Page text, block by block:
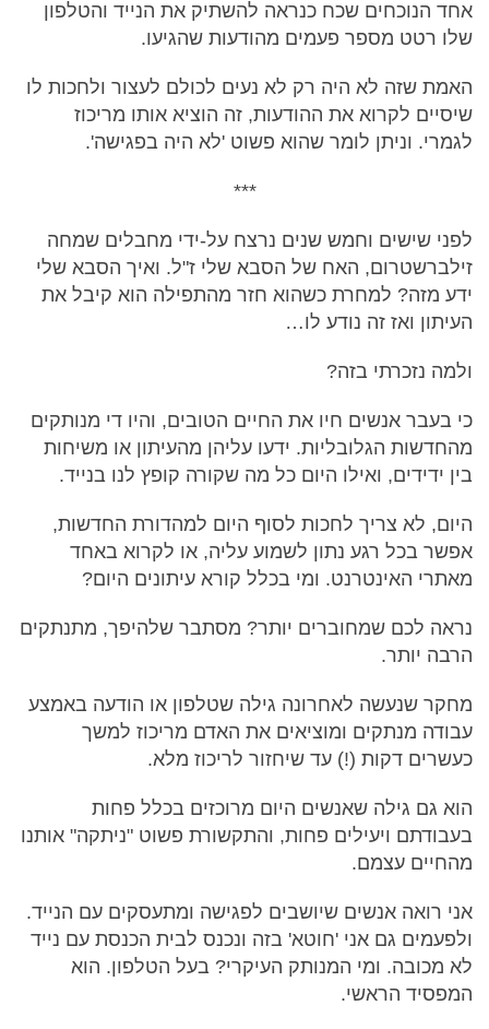
אחד הנוכחים שכח כנראה להשתיק את הנייד והטלפון
שלו רטט מספר פעמים מהודעות שהגיעו.
האמת שזה לא היה רק לא נעים לכולם לעצור ולחכות לו
שיסיים לקרוא את ההודעות, זה הוציא אותו מריכוז
לגמרי. וניתן לומר שהוא פשוט 'לא היה בפגישה'.
***
לפני שישים וחמש שנים נרצח על-ידי מחבלים שמחה
זילברשטרום, האח של הסבא שלי ז"ל. ואיך הסבא שלי
ידע מזה? למחרת כשהוא חזר מהתפילה הוא קיבל את
העיתון ואז זה נודע לו…
ולמה נזכרתי בזה?
כי בעבר אנשים חיו את החיים הטובים, והיו די מנותקים
מהחדשות הגלובליות. ידעו עליהן מהעיתון או משיחות
בין ידידים, ואילו היום כל מה שקורה קופץ לנו בנייד.
היום, לא צריך לחכות לסוף היום למהדורת החדשות,
אפשר בכל רגע נתון לשמוע עליה, או לקרוא באחד
מאתרי האינטרנט. ומי בכלל קורא עיתונים היום?
נראה לכם שמחוברים יותר? מסתבר שלהיפך, מתנתקים
הרבה יותר.
מחקר שנעשה לאחרונה גילה שטלפון או הודעה באמצע
עבודה מנתקים ומוציאים את האדם מריכוז למשך
כעשרים דקות (!) עד שיחזור לריכוז מלא.
הוא גם גילה שאנשים היום מרוכזים בכלל פחות
בעבודתם ויעילים פחות, והתקשורת פשוט "ניתקה" אותנו
מהחיים עצמם.
אני רואה אנשים שיושבים לפגישה ומתעסקים עם הנייד.
ולפעמים גם אני 'חוטא' בזה ונכנס לבית הכנסת עם נייד
לא מכובה. ומי המנותק העיקרי? בעל הטלפון. הוא
המפסיד הראשי.